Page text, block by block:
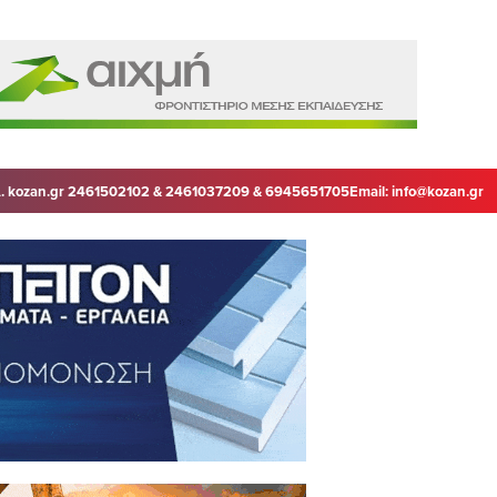
kozan.gr 2461502102 & 2461037209 & 6945651705Email:info@kozan.gr